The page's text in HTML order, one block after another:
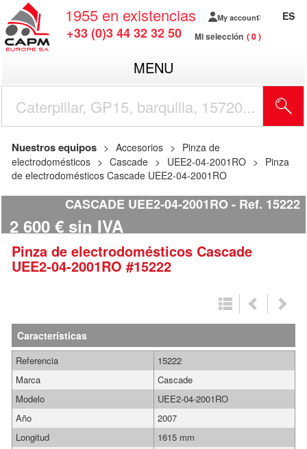
1955 en existencias
+33 (0)3 44 32 32 50
My account
Mi selección 0
ES
MENU
Nuestros equipos Accesorios
Pinza de
electrodomésticos
Cascade UEE2-04-2001RO
Pinza
de electrodomésticos Cascade UEE2-04-2001RO
CASCADE UEE2-04-2001RO Ref. 15222
2 600 € sin IVA
Pinza de electrodomésticos Cascade
UEE2-04-2001RO #15222
Características
Referencia
15222
Marca
Cascade
Modelo
UEE2-04-2001RO
Año
2007
Longitud
1615 mm